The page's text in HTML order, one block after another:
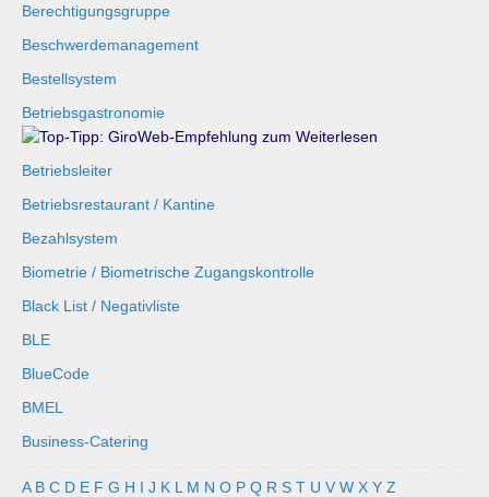
Berechtigungsgruppe
Beschwerdemanagement
Bestellsystem
Betriebsgastronomie
Betriebsleiter
Betriebsrestaurant / Kantine
Bezahlsystem
Biometrie / Biometrische Zugangskontrolle
Black List / Negativliste
BLE
BlueCode
BMEL
Business-Catering
A B C D E F G H I J K L M N O P Q R S T U V W X Y Z